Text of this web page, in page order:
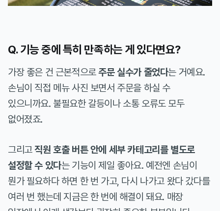
Q. 기능 중에 특히 만족하는 게 있다면요?
가장 좋은 건 근본적으로주문 실수가 줄었다는 거예요.
손님이 직접 메뉴 사진 보면서 주문을 하실 수
있으니까요. 불필요한 갈등이나 소통 오류도 모두
없어졌죠.
그리고직원 호출 버튼 안에 세부 카테고리를 별도로
설정할 수 있다는 기능이 제일 좋아요. 예전엔 손님이
뭔가 필요하다 하면 한 번 가고, 다시 나가고 왔다 갔다를
여러 번 했는데 지금은 한 번에 해결이 돼요. 매장